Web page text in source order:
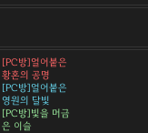
[PC방]얼어붙은
황혼의 공명
[PC방]얼어붙은
영원의 달빛
[PC방]빛을 머금
은 이슬